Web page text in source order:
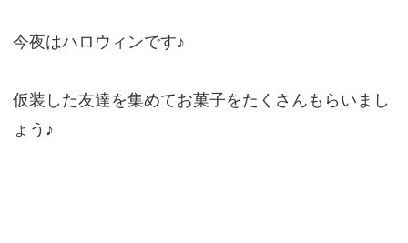
今夜はハロウィンです♪
仮装した友達を集めてお菓子をたくさんもらいまし
ょう♪